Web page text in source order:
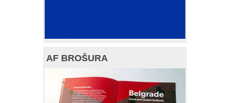
AF BROŠURA